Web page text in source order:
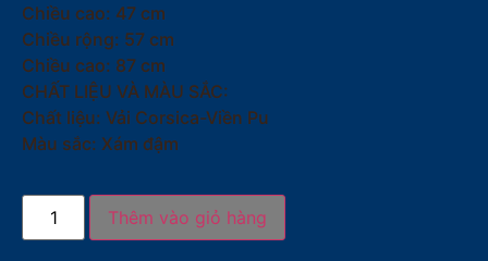
Chiều cao: 47 cm
Chiều rộng: 57 cm
Chiều cao: 87 cm
CHẤT LIỆU VÀ MÀU SẮC:
Chất liệu: Vải Corsica-Viền Pu
Màu sắc: Xám đậm
Thêm vào giỏ hàng